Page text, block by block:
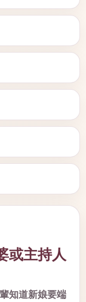
或主持人
知道新娘要端